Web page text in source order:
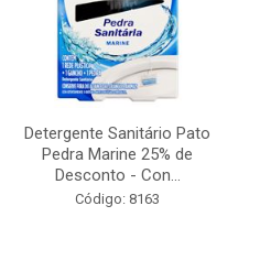
Detergente Sanitário Pato
Pedra Marine 25% de
Desconto - Con...
Código: 8163